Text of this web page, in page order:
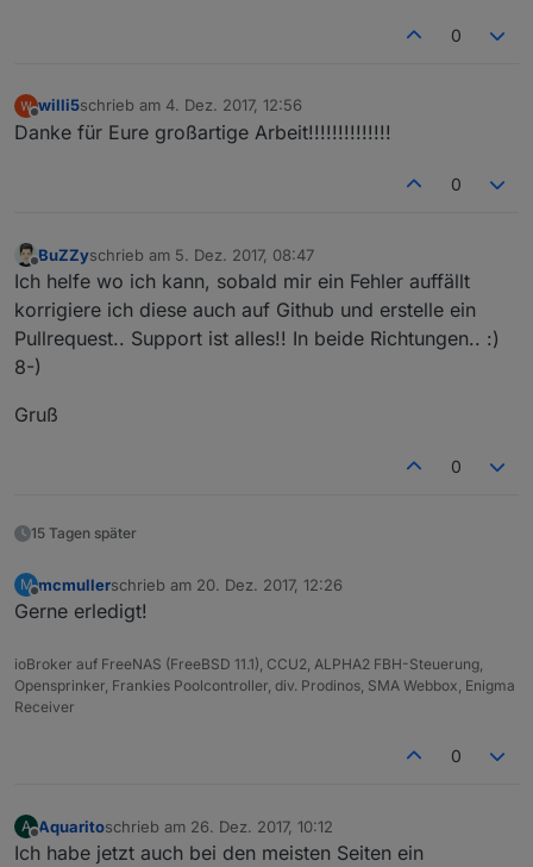
0
Offline
willi5schrieb am 4. Dez. 2017, 12:56
zuletzt editiert von
Danke für Eure großartige Arbeit!!!!!!!!!!!!!!
0
Offline
BuZZyschrieb am 5. Dez. 2017, 08:47
zuletzt editiert von
Ich helfe wo ich kann, sobald mir ein Fehler auffällt
korrigiere ich diese auch auf Github und erstelle ein
Pullrequest.. Support ist alles!! In beide Richtungen.. :)
8-)
Gruß
0
15 Tagen später
M mcmullerschrieb am 20. Dez. 2017, 12:26
zuletzt editiert von
Gerne erledigt!
ioBroker auf FreeNAS (FreeBSD 11.1), CCU2, ALPHA2 FBH-Steuerung,
Opensprinker, Frankies Poolcontroller, div. Prodinos, SMA Webbox, Enigma
Receiver
0
A
Offline
Aquaritoschrieb am 26. Dez. 2017, 10:12
zuletzt editiert von
Ich habe jetzt auch bei den meisten Seiten ein